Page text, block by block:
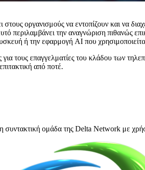
οργανισμούς να εντοπίζουν και να
περιλαμβάνει την αναγνώριση πιθανώς
ή την εφαρμογή AI που
για τους επαγγελματίες του κλάδου των
από ποτέ.
συντακτική ομάδα της Delta Network με